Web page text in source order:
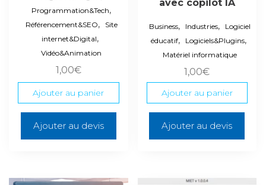
Programmation&Tech,
Référencement&SEO,
Site
internet&Digital,
Vidéo&Animation
1,00€
Ajouter au panier
Ajouter au devis
avec copilot IA
Business, Industries,
Logiciel
éducatif, Logiciels&Plugins,
Matériel informatique
1,00€
Ajouter au panier
Ajouter au devis